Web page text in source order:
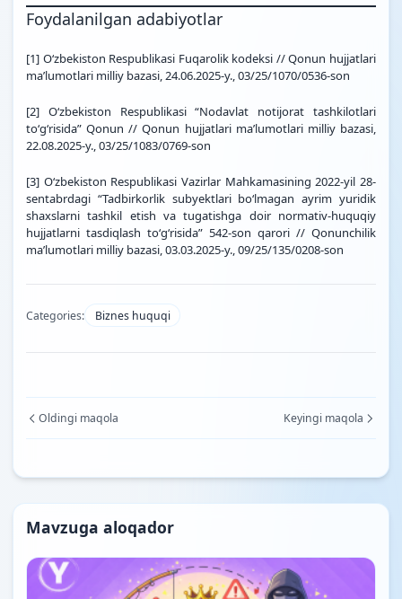
Foydalanilgan adabiyotlar
[1] O‘zbekiston Respublikasi Fuqarolik kodeksi // Qonun hujjatlari
maʼlumotlari milliy bazasi, 24.06.2025-y., 03/25/1070/0536-son
[2] O‘zbekiston Respublikasi “Nodavlat notijorat tashkilotlari
toʻgʻrisida” Qonun // Qonun hujjatlari maʼlumotlari milliy bazasi,
22.08.2025-y., 03/25/1083/0769-son
[3] O‘zbekiston Respublikasi Vazirlar Mahkamasining 2022-yil 28-
sentabrdagi “Tadbirkorlik subyektlari boʻlmagan ayrim yuridik
shaxslarni tashkil etish va tugatishga doir normativ-huquqiy
hujjatlarni tasdiqlash toʻgʻrisida” 542-son qarori // Qonunchilik
maʼlumotlari milliy bazasi, 03.03.2025-y., 09/25/135/0208-son
Categories: Biznes huquqi
Oldingi maqola Keyingi maqola
Mavzuga aloqador